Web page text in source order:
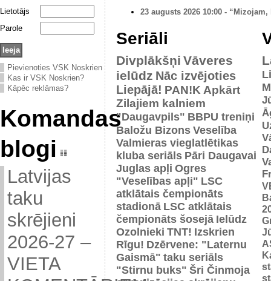
Lietotājs
Parole
Pievienoties VSK Noskrien
Kas ir VSK Noskrien?
Kāpēc reklāmas?
Komandas
blogi
Latvijas
taku
skrējieni
2026-27 –
VIETA
23 augusts 2026 10:00 -
Seriāli
Divplākšņi Vāveres
ielūdz Nāc izvējoties
Liepājā! PAN!K Apkārt
Zilajiem kalniem
"Daugavpils" BBPU treniņi
Baložu BizonsVeselība
Valmieras vieglatlētikas
kluba seriāls Pāri Daugavai
Juglas apļi Ogres
"Veselības apļi" LSC
atklātais čempionāts
stadionā LSC atklātais
čempionāts šosejā Ielūdz
Ozolnieki TNT! Izskrien
Rīgu! Dzērvene: "Laternu
Gaismā" taku seriāls
"Stirnu buks" Šri Činmoja